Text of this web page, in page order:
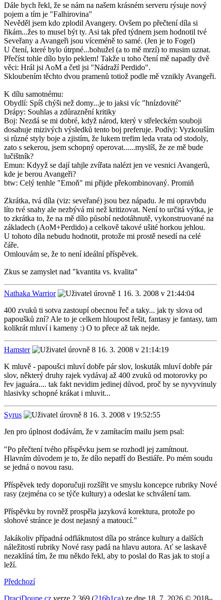
Dále bych řekl, že se nám na našem krásném serveru rýsuje nový
pojem a tím je "Falhirovina"
Nevěděl jsem kdo zplodil Avangery. Ovšem po přečtení díla si
řikám...žes to musel být ty. Asi tak před týdnem jsem hodnotil tvé
Seveřany a Avangeři jsou víceméně to samé. (Jen je to Fogel)
U čtení, které bylo útrpné...bohužel (a to mě mrzí) to musim uznat.
Přečíst tohle dílo bylo peklem! Takže u toho čtení mě napadly dvě
věci: Hrál jsi AoM a četl jsi "Nádraží Perdido".
Skloubením těchto dvou pramenů totiož podle mě vznikly Avangeři.
K dílu samotnému:
Obydlí: Spíš chýši než domy...je to jaksi víc "hnízdovité"
Drápy: Souhlas a zdůraznění kritiky
Boj: Nezdá se mi dobré, když národ, který v střeleckém souboji
dosahuje mizivých výsledků tento boj preferuje. Podívj: Vyzkouším
si různé styly boje a zjistím, že lukem trefim leda vrata od stodoly,
zato s sekerou, jsem schopný operovat......myslíš, že ze mě bude
lučištník?
Emun: Kdyyž se dají tahjle zvířata nalézt jen ve vesnici Avangerů,
kde je berou Avangeři?
btw: Celý tenhle "Emoň" mi přijde překombinovaný. Promiň
Zkrátka, tvá díla (viz: seveřané) jsou bez nápadu. Je mi opravbdu
líto tvé snahy ale nezbývá mi než kritizovat. Není to určitá výtka, je
to zkrátka to, že na mě dílo působí nedotáhnutě, vykonstruované na
základech (AoM+Perdido) a celkově takové ušité horkou jehlou.
U tohoto díla nebudu hodnotit, protože mi prostě nesedí na celé
čáře.
Omlouvám se, že to není ideální příspěvek.
Zkus se zamyslet nad "kvantita vs. kvalita"
Nathaka Warrior
16. 3. 2008 v 21:44:04
400 zvuků ti sotva zastoupí obecnou řeč a taky... jak ty slova od
papoušků zní? Ale to je celkem hloupost řešit, fantasy je fantasy, tam
kolikrát mluví i kameny :) O to přece až tak nejde.
Hamster
16. 3. 2008 v 21:14:19
K mluvě - papoušci mluví dobře pár slov, loskuták mluví dobře pár
slov, některý druhy rajek vydávaj až 400 zvuků od motorovky po
řev jaguára.... tak fakt nevidim jedinej důvod, proč by se nyvyvinuly
hlasivky schopné krákat i mluvit...
Syrus
16. 3. 2008 v 19:52:55
Jen pro úplnost dodávám, že v zamítacím mailu jsem psal:
"Po přečtení tvého příspěvku jsem se rozhodl jej zamítnout.
Hlavním důvodem je to, že dílo nepatří do Bestiáře. Po mém soudu
se jedná o novou rasu.
Příspěvek tedy doporučuji rozšířit ve smyslu koncepce rubriky Nové
rasy (zejména co se týče kultury) a odeslat ke schválení tam.
Příspěvku by rovněž prospěla jazyková korektura, protože po
slohové stránce je dost nejasný a matoucí."
Jakákoliv případná odfláknutost díla po stránce kultury a dalších
náležitostí rubriky Nové rasy padá na hlavu autora. Ať se laskavě
nezaklíná tím, že mu někdo řekl, aby to poslal do Ras jak to stojí a
leží.
Předchozí
DraciDoupe.cz verze 2.369 (216b1ca) ze dne 18. 7. 2026 © 2018–